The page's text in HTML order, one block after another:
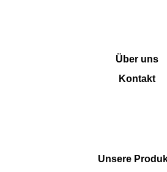
Über uns
Kontakt
Unsere